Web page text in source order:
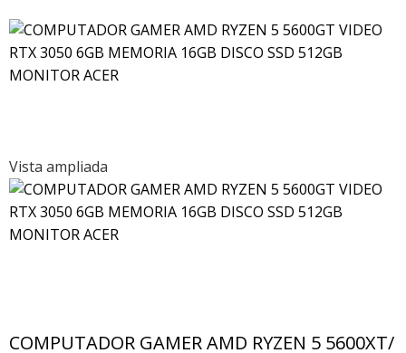
Vista ampliada
COMPUTADOR GAMER AMD RYZEN 5 5600XT/